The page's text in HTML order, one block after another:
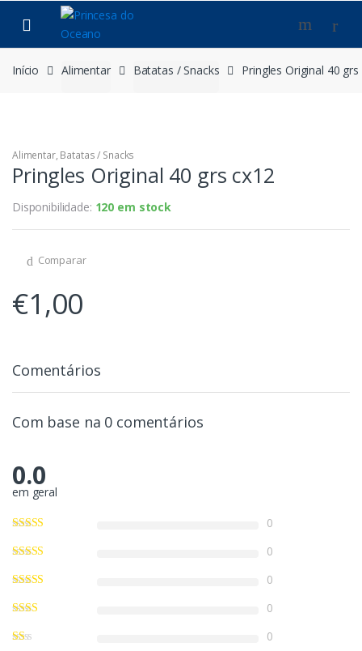
navegação
o
conteúdo
Início Alimentar Batatas / Snacks Pringles Original 40 grs
Alimentar, Batatas / Snacks
Pringles Original 40 grs cx12
Disponibilidade: 120 em stock
Comparar
€1,00
Comentários
Com base na 0 comentários
0.0
em geral
0
0
0
0
0